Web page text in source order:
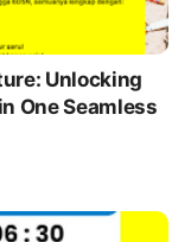
Unlocking
One Seamless